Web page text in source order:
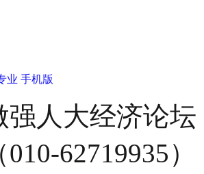
业 手机版
强人大经济论
62719935）